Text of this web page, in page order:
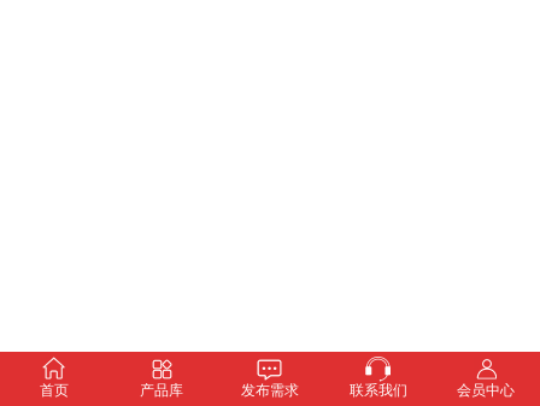
首页 产品库 发布需求 联系我们 会员中心